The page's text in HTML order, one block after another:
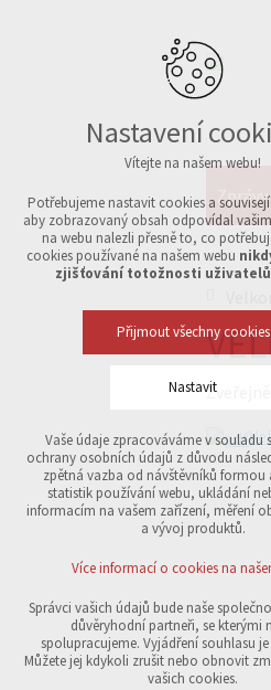
Zprávy
Nastavení
Vítejte na našem webu!
Potřebujeme nastavit cookies a
aby zobrazovaný obsah odpovídal
na webu nalezli přesně to, co
cookies používané na našem webu
zjišťování totožnosti
Přijmout všechny cookies
Nastavit
Technická cookies
nutná pro provozování webu
udržení kontextu stránek
přihlášení, volby jazyka, apod.
analytická pro anonymizované
návštěvnosti
marketingová cookies
Více informací o cookies na
Vaše údaje zpracováváme v souladu
ochrany osobních údajů z důvodu
zpětná vazba od návštěvníků formou
statistik používání webu, ukládání
informacím na vašem zařízení, měření
a vývoj produktů.
Více informací o cookies na
Správci vašich údajů bude naše
důvěryhodní partneři, se kterými
spolupracujeme. Vyjádření souhlasu
Můžete jej kdykoli zrušit nebo obnovit
vašich cookies.